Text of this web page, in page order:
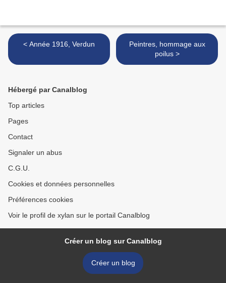
< Année 1916, Verdun
Peintres, hommage aux
poilus >
Hébergé par Canalblog
Top articles
Pages
Contact
Signaler un abus
C.G.U.
Cookies et données personnelles
Préférences cookies
Voir le profil de xylan sur le portail Canalblog
Créer un blog sur Canalblog
Créer un blog